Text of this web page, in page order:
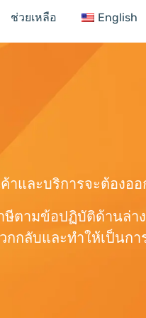
ช่วยเหลือ English
และบริการจะต้องออ
ตามข้อปฏิบัติด้านล่า
กลับและทำให้เป็นกา